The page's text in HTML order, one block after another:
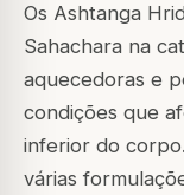
Os Ashtanga
Sahachara na
aquecedoras e
condições que
inferior do
várias